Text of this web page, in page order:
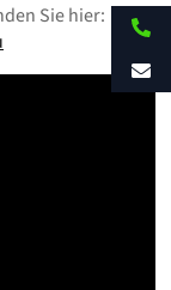
Sie hier: